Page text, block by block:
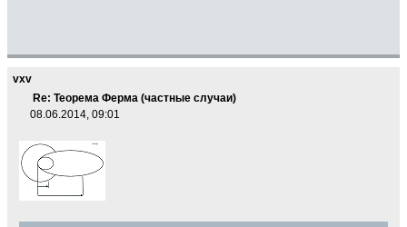
vxv
Re: Теорема Ферма (частные случаи)
08.06.2014, 09:01